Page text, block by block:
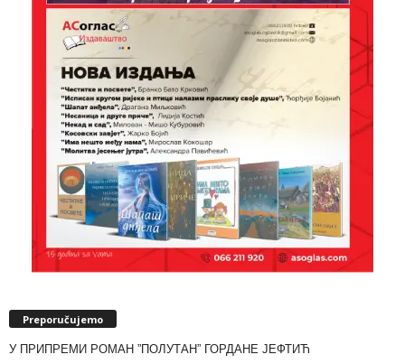
Preporučujemo
У ПРИПРЕМИ РОМАН ”ПОЛУТАН” ГОРДАНЕ ЈЕФТИЋ